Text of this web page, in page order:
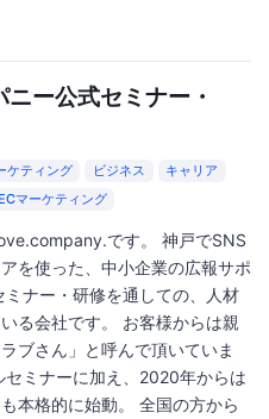
ー公式セミナー・
ケティング ビジネス
キャリア
マーケティング
です。 神戸でSNS
を使った、中小企業の広報サポ
ナー・研修を通しての、人材
る会社です。 お客様からは親
ブさん」と呼んで頂いていま
セミナーに加え、2020年からは
本格的に始動。 全国の方から